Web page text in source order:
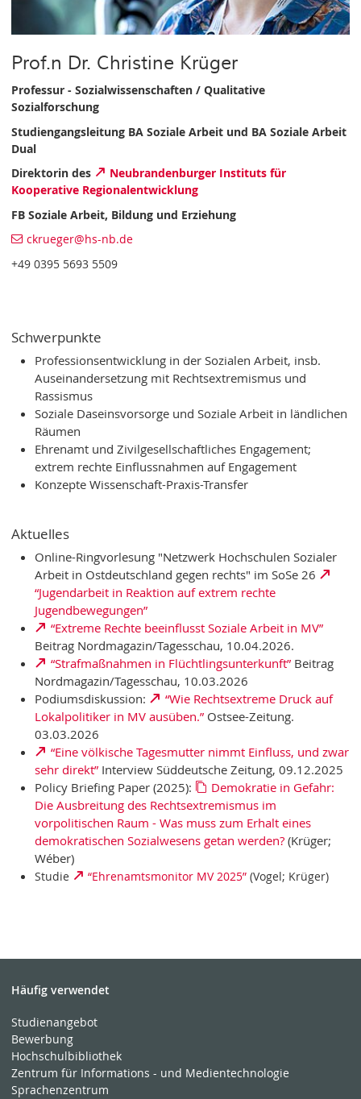
Prof.n Dr. Christine Krüger
Professur - Sozialwissenschaften / Qualitative
Sozialforschung
Studiengangsleitung BA Soziale Arbeit und BA Soziale Arbeit
Dual
Direktorin des
Neubrandenburger Instituts für
Kooperative Regionalentwicklung
FB Soziale Arbeit, Bildung und Erziehung
ckrueger@hs-nb.de
+49 0395 5693 5509
Schwerpunkte
Professionsentwicklung in der Sozialen Arbeit, insb.
Auseinandersetzung mit Rechtsextremismus und
Rassismus
Soziale Daseinsvorsorge und Soziale Arbeit in ländlichen
Räumen
Ehrenamt und Zivilgesellschaftliches Engagement;
extrem rechte Einflussnahmen auf Engagement
Konzepte Wissenschaft-Praxis-Transfer
Aktuelles
Online-Ringvorlesung "Netzwerk Hochschulen Sozialer
Arbeit in Ostdeutschland gegen rechts" im SoSe 26
“Jugendarbeit in Reaktion auf extrem rechte
Jugendbewegungen”
“Extreme Rechte beeinflusst Soziale Arbeit in MV”
Beitrag Nordmagazin/Tagesschau, 10.04.2026.
“Strafmaßnahmen in Flüchtlingsunterkunft” Beitrag
Nordmagazin/Tagesschau, 10.03.2026
Podiumsdiskussion:
“Wie Rechtsextreme Druck auf
Lokalpolitiker in MV ausüben.”Ostsee-Zeitung.
03.03.2026
“Eine völkische Tagesmutter nimmt Einfluss, und zwar
sehr direkt”Interview Süddeutsche Zeitung, 09.12.2025
Policy Briefing Paper (2025):
Demokratie in Gefahr:
Die Ausbreitung des Rechtsextremismus im
vorpolitischen Raum - Was muss zum Erhalt eines
demokratischen Sozialwesens getan werden? (Krüger;
Wéber)
Studie “Ehrenamtsmonitor MV 2025” (Vogel; Krüger)
Häufig verwendet
Studienangebot
Bewerbung
Hochschulbibliothek
Zentrum für Informations - und Medientechnologie
Sprachenzentrum